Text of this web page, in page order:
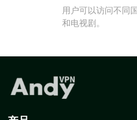
用户可以访问不同
和电视剧。